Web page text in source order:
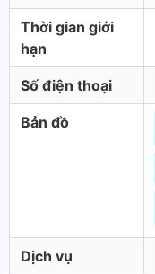
Thời gian giới
hạn
Số điện thoại
Bản đồ
Dịch vụ